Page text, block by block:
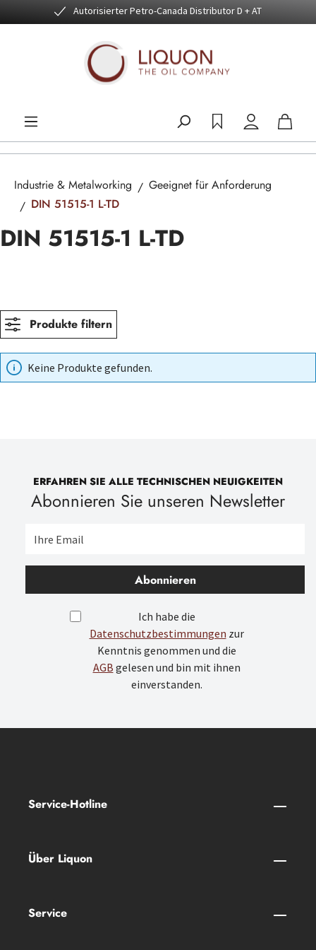
Zum Hauptinhalt springenAutorisierter Petro-Canada Distributor D + AT
Industrie & Metalworking
Geeignet für Anforderung
DIN 51515-1 L-TD
DIN 51515-1 L-TD
Produkte filtern
Keine Produkte gefunden.
ERFAHREN SIE ALLE TECHNISCHEN NEUIGKEITEN
Abonnieren Sie unseren Newsletter
Abonnieren
Ich habe die
Datenschutzbestimmungen zur
Kenntnis genommen und die
AGB gelesen und bin mit ihnen
einverstanden.
Service-Hotline
Über Liquon
Service